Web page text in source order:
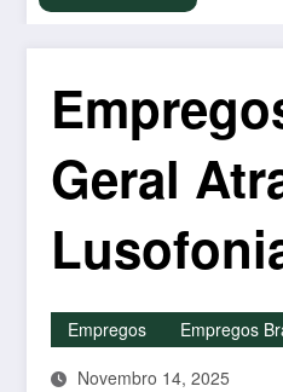
Geral
Empregos Empregos
Novembro 14, 2025